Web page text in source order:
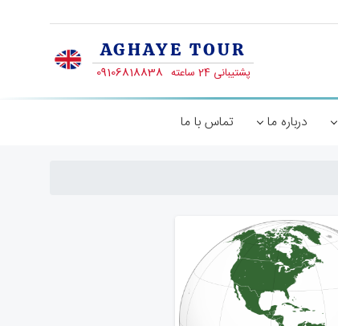
درباره ما تماس با ما